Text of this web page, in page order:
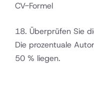
CV-Formel
18. Überprüfen Sie
Die prozentuale
50 % liegen.